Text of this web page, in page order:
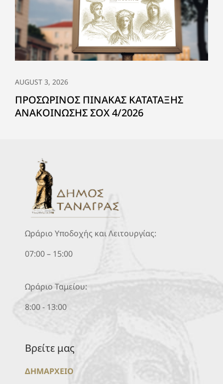
AUGUST 3, 2026
ΠΡΟΣΩΡΙΝΟΣ ΠΙΝΑΚΑΣ ΚΑΤΑΤΑΞΗΣ
ΑΝΑΚΟΙΝΩΣΗΣ ΣΟΧ 4/2026
Ωράριο Υποδοχής και Λειτουργίας:
07:00 – 15:00
Ωράριο Ταμείου:
8:00 - 13:00
Βρείτε μας
ΔΗΜΑΡΧΕΙΟ